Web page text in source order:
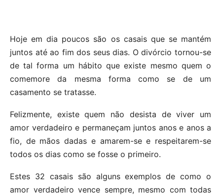
Hoje em dia poucos são os casais que se mantém
juntos até ao fim dos seus dias. O divórcio tornou-se
de tal forma um hábito que existe mesmo quem o
comemore da mesma forma como se de um
casamento se tratasse.
Felizmente, existe quem não desista de viver um
amor verdadeiro e permaneçam juntos anos e anos a
fio, de mãos dadas e amarem-se e respeitarem-se
todos os dias como se fosse o primeiro.
Estes 32 casais são alguns exemplos de como o
amor verdadeiro vence sempre, mesmo com todas